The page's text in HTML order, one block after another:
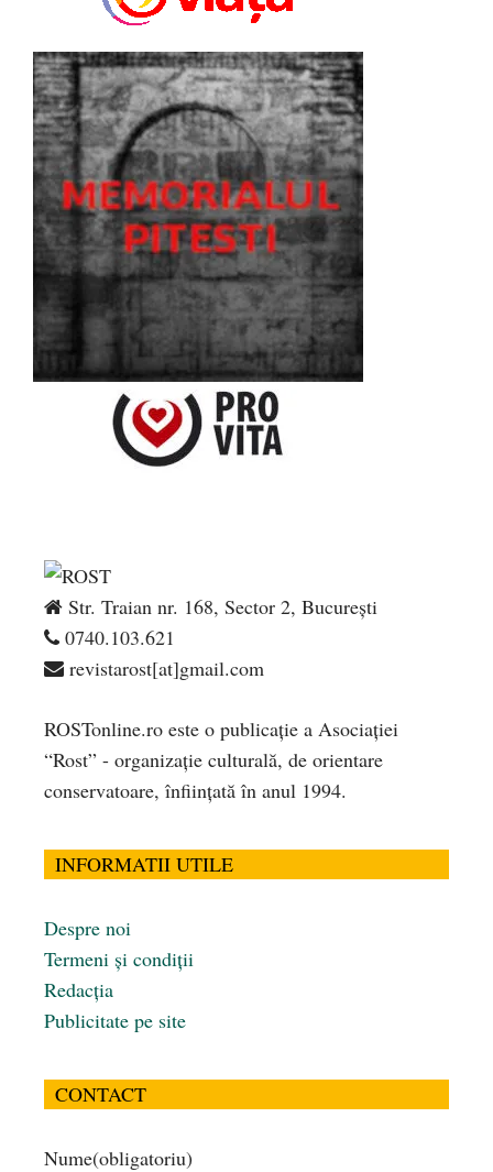
Str. Traian nr. 168, Sector 2, București
0740.103.621
revistarost[at]gmail.com
ROSTonline.ro este o publicaţie a Asociaţiei
“Rost” - organizaţie culturală, de orientare
conservatoare, înfiinţată în anul 1994.
INFORMATII UTILE
Despre noi
Termeni și condiții
Redacția
Publicitate pe site
CONTACT
Nume(obligatoriu)